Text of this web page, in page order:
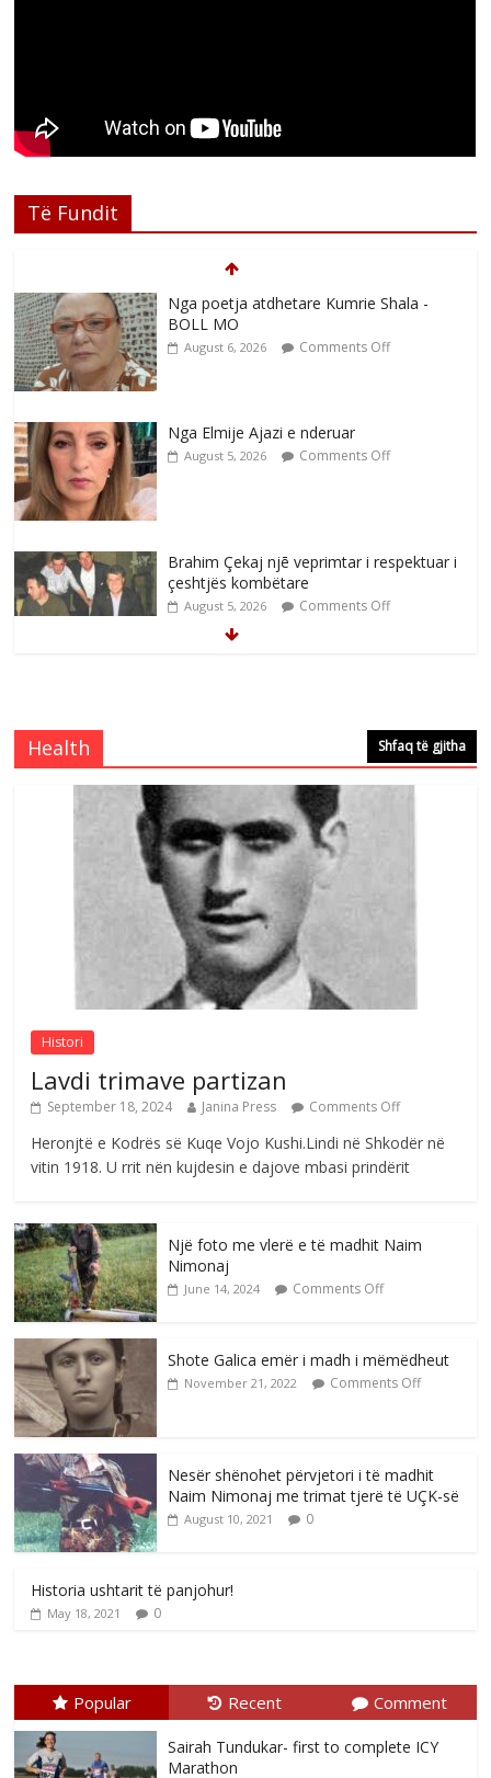
Të Fundit
Nga poetja atdhetare Kumrie Shala -
BOLL MO
August 6, 2026 Comments Off
Nga Elmije Ajazi e nderuar
August 5, 2026 Comments Off
Brahim Çekaj njē veprimtar i respektuar i
çeshtjës kombëtare
August 5, 2026 Comments Off
e invalidëve në Fushë Kosovë
Comments Off
Çlirimtari Agron Gërvalla me takime pune
në atdhe të shoqerisë Levizja
August 3, 2026 Comments Off
Postim me vlera nga artistja e mirëfilltë
Mimoza Gjoni
August 6, 2026 Comments Off
Health Shfaq të gjitha
Histori
Lavdi trimave partizan
September 18, 2024 Janina Press Comments Off
Heronjtë e Kodrës së Kuqe Vojo Kushi.Lindi në Shkodër në
vitin 1918. U rrit nën kujdesin e dajove mbasi prindërit
Një foto me vlerë e të madhit Naim
Nimonaj
June 14, 2024 Comments Off
Shote Galica emër i madh i mëmëdheut
November 21, 2022 Comments Off
Nesër shënohet përvjetori i të madhit
Naim Nimonaj me trimat tjerë të UÇK-së
August 10, 2021 0
Historia ushtarit të panjohur!
May 18, 2021 0
Popular Recent Comment
Sairah Tundukar- first to complete ICY
Marathon